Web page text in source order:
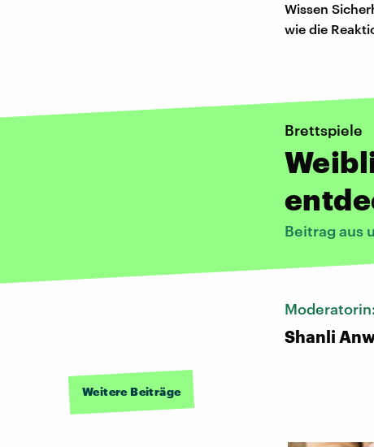
Wissen
wie die
Brettspiele
Beitrag aus
Moderatorin:
Shanli
Weitere Beiträge